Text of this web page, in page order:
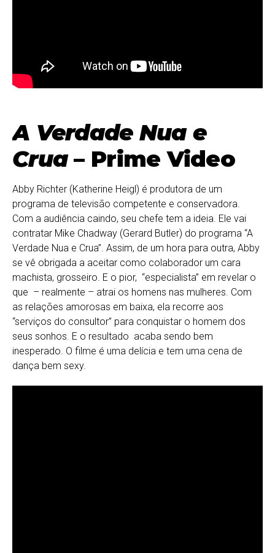
A Verdade Nua e
Crua– Prime Video
Abby Richter (Katherine Heigl) é produtora de um
programa de televisão competente e conservadora.
Com a audiência caindo, seu chefe tem a ideia. Ele vai
contratar Mike Chadway (Gerard Butler) do programa “A
Verdade Nua e Crua”. Assim, de um hora para outra, Abby
se vê obrigada a aceitar como colaborador um cara
machista, grosseiro. E o pior, “especialista” em revelar o
que – realmente – atrai os homens nas mulheres. Com
as relações amorosas em baixa, ela recorre aos
“serviços do consultor” para conquistar o homem dos
seus sonhos. E o resultado acaba sendo bem
inesperado. O filme é uma delícia e tem uma cena de
dança bem sexy.